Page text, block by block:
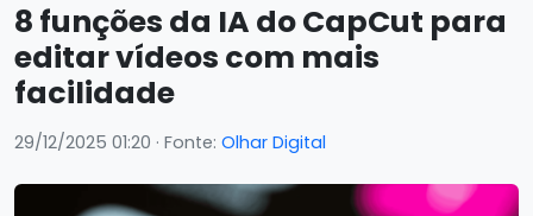
8 funções da IA do CapCut para
editar vídeos com mais
facilidade
29/12/2025 01:20 · Fonte: Olhar Digital